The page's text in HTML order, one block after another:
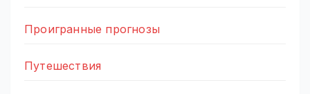
Проигранные прогнозы
Путешествия